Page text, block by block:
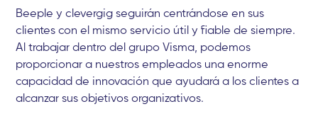
Beeple y clevergig seguirán centrándose en sus
clientes con el mismo servicio útil y fiable de siempre.
Al trabajar dentro del grupo Visma, podemos
proporcionar a nuestros empleados una enorme
capacidad de innovación que ayudará a los clientes a
alcanzar sus objetivos organizativos.